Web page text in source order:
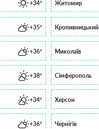
+34° Житомир
+35° Кропивницький
+36° Миколаїв
+38° Сімферополь
+34° Херсон
+36° Чернігів